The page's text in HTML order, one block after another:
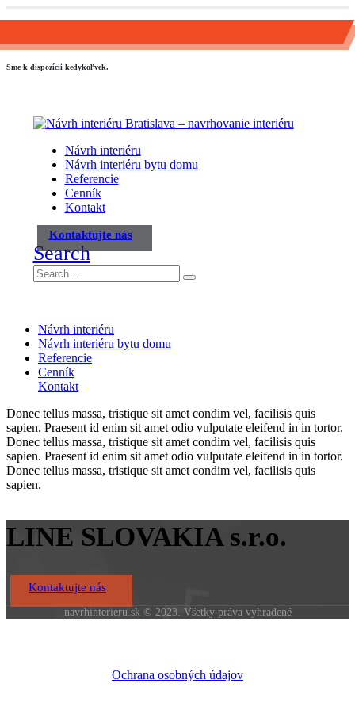
Sme k dispozícii kedykoľvek.
Návrh interiéru
Návrh interiéru bytu domu
Referencie
Cenník
Kontakt
Kontaktujte nás
Search
Návrh interiéru
Návrh interiéru bytu domu
Referencie
Cenník
Kontakt
Donec tellus massa, tristique sit amet condim vel, facilisis quis
sapien. Praesent id enim sit amet odio vulputate eleifend in in tortor.
Donec tellus massa, tristique sit amet condim vel, facilisis quis
sapien. Praesent id enim sit amet odio vulputate eleifend in in tortor.
Donec tellus massa, tristique sit amet condim vel, facilisis quis
sapien.
LINE SLOVAKIA s.r.o.
Kontaktujte nás
navrhinterieru.sk © 2023. Všetky práva vyhradené
Ochrana osobných údajov